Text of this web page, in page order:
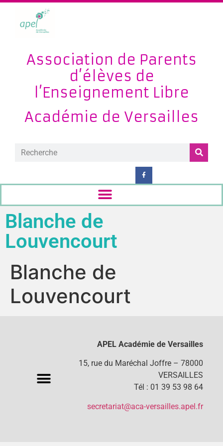
Association de Parents
d’élèves de
l’Enseignement Libre
Académie de Versailles
Blanche de
Louvencourt
Blanche de
Louvencourt
APEL Académie de Versailles
15, rue du Maréchal Joffre – 78000
VERSAILLES
Tél : 01 39 53 98 64
secretariat@aca-versailles.apel.fr